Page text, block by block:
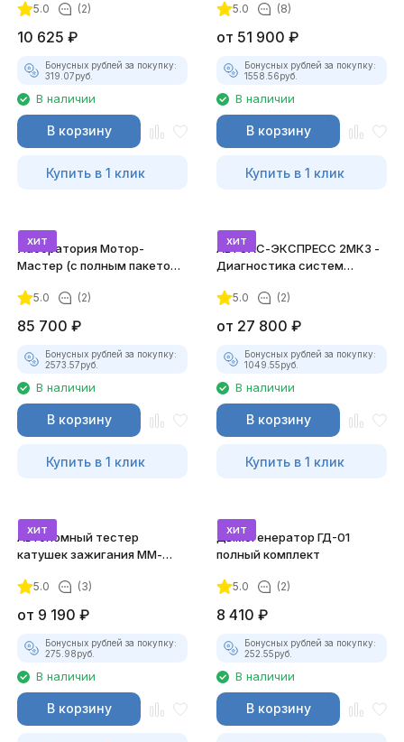
5.0 (2)
10 625 ₽
Бонусных рублей за покупку:
319.07руб.
В наличии
В корзину
Купить в 1 клик
5.0 (8)
от 51 900 ₽
Бонусных рублей за покупку:
1558.56руб.
В наличии
В корзину
Купить в 1 клик
хит
Лаборатория Мотор-
Мастер (с полным пакетом
5.0 (2)
85 700 ₽
Бонусных рублей за покупку:
2573.57руб.
В наличии
В корзину
Купить в 1 клик
хит
АВТОАС-ЭКСПРЕСС 2МК3 -
Диагностика систем
5.0 (2)
от 27 800 ₽
Бонусных рублей за покупку:
1049.55руб.
В наличии
В корзину
Купить в 1 клик
хит
Автономный тестер
катушек зажигания ММ-
комплект)
5.0 (3)
от 9 190 ₽
Бонусных рублей за покупку:
275.98руб.
В наличии
В корзину
хит
Дымогенератор ГД-01
полный комплект
5.0 (2)
8 410 ₽
Бонусных рублей за покупку:
252.55руб.
В наличии
В корзину